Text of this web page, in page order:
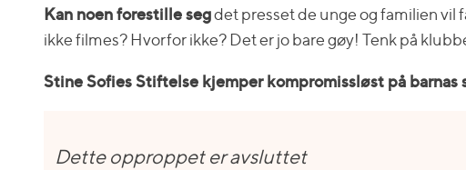
Kan noen forestille segdet presset de unge og familien vil
ikke filmes? Hvorfor ikke? Det er jo bare gøy! Tenk på
Stine Sofies Stiftelse kjemper kompromissløst på barnas
Dette opproppet er avsluttet